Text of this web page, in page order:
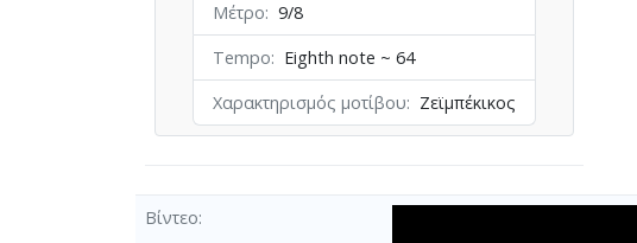
Μέτρο
9/8
Tempo
Eighth note ~ 64
Χαρακτηρισμός μοτίβου
Ζεϊμπέκικος
Βίντεο